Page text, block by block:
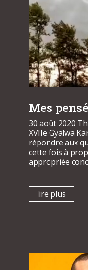
Mes
30 août 2020
XVIIe Gyalwa
répondre aux
cette fois à
appropriée
lire plus